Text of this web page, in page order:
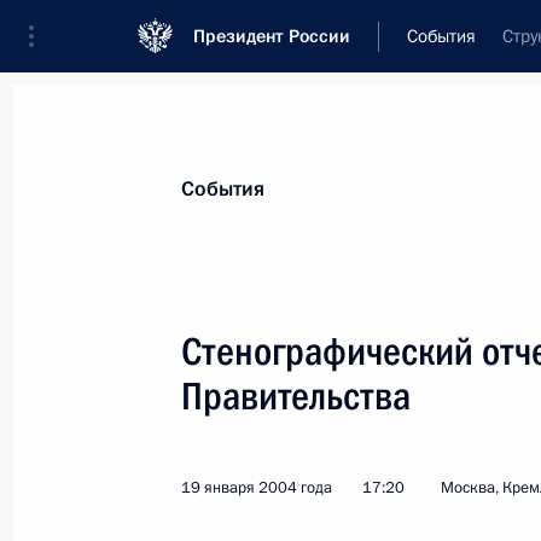
Президент России События
Новости
Послания Федеральному Собранию
Заявления по важнейшим вопросам
Речи и обращения
События
Стенографический
Правительства
19 января 2004 года 17:20 Москва,